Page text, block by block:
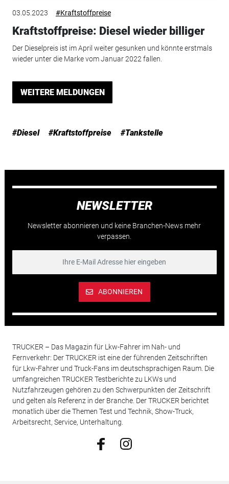
03.05.2023 #Kraftstoffpreise
Kraftstoffpreise: Diesel wieder billiger
Der Dieselpreis ist im April weiter gesunken und könnte erstmals
wieder unter die Marke vom Januar 2022 fallen.
WEITERE MELDUNGEN
#Diesel #Kraftstoffpreise #Tankstelle
NEWSLETTER
Newsletter abonnieren und keine Branchen-News mehr
verpassen.
ABONNIEREN
TRUCKER – Das Magazin für Lkw-Fahrer im Nah- und
Fernverkehr: Der TRUCKER ist eine der führenden Zeitschriften
für Lkw-Fahrer und Truck-Fans im deutschsprachigen Raum. Die
umfangreichen TRUCKER Testberichte zu LKWs und
Nutzfahrzeugen gehören zu den Schwerpunkten der Zeitschrift
und gelten als Referenz in der Branche. Der TRUCKER berichtet
monatlich über die Themen Test und Technik, Show-Truck,
Arbeitsrecht, Service, Unterhaltung.